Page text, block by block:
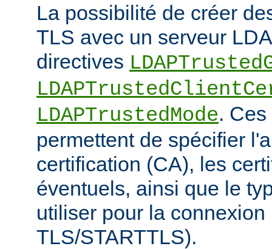
La possibilité de créer
TLS avec un serveur
directives
LDAPTrustedMode.
permettent de spécifier
certification (CA), les
éventuels, ainsi que le
utiliser pour la
TLS/STARTTLS).